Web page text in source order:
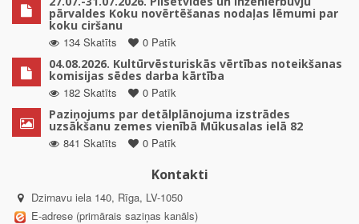
pārvaldes Koku novērtēšanas nodaļas lēmumi par
koku ciršanu
134 Skatīts
0 Patīk
04.08.2026. Kultūrvēsturiskās vērtības noteikšanas
komisijas sēdes darba kārtība
182 Skatīts
0 Patīk
Paziņojums par detālplānojuma izstrādes
uzsākšanu zemes vienībā Mūkusalas ielā 82
841 Skatīts
0 Patīk
Kontakti
Dzirnavu iela 140, Rīga, LV-1050
E-adrese (primārais saziņas kanāls)